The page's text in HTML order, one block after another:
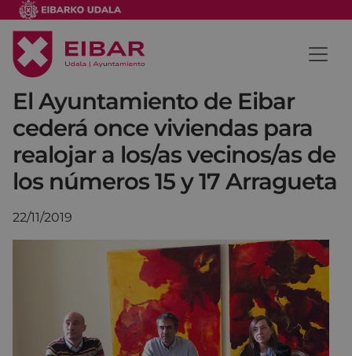
El Ayuntamiento de Eibar
cederá once viviendas para
realojar a los/as vecinos/as de
los números 15 y 17 Arragueta
22/11/2019